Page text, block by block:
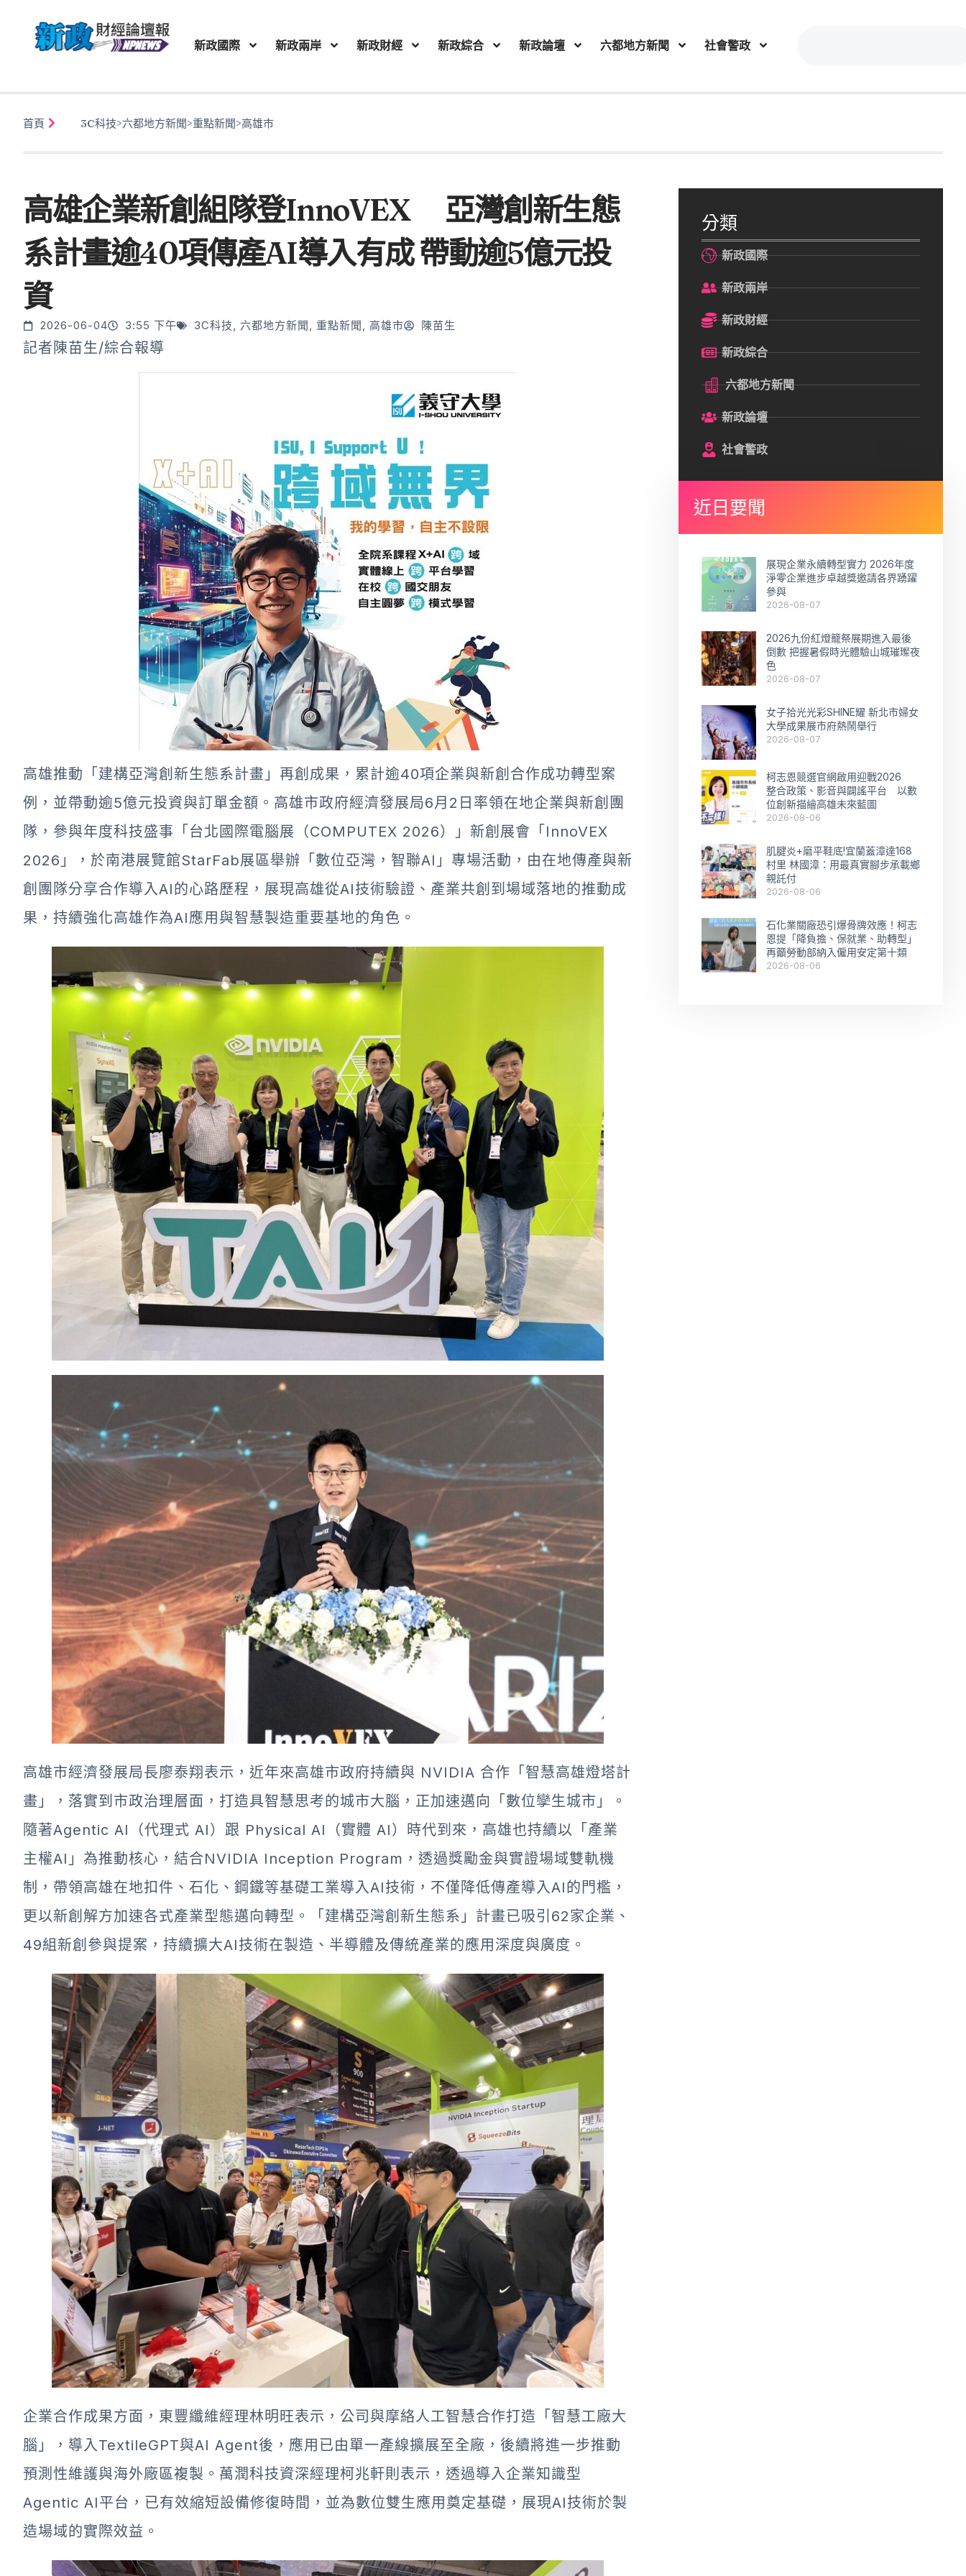
新政國際 新政兩岸 新政財經 新政綜合 新政論壇 六都地方新聞 社會警政
首頁 3C科技>六都地方新聞>重點新聞>高雄市
高雄企業新創組隊登InnoVEX 亞灣創新生態
系計畫逾40項傳產AI導入有成 帶動逾5億元投
資
2026-06-04 3:55 下午 3C科技, 六都地方新聞, 重點新聞, 高雄市 陳苗生
記者陳苗生/綜合報導
高雄推動「建構亞灣創新生態系計畫」再創成果，累計逾40項企業與新創合作成功轉型案
例，並帶動逾5億元投資與訂單金額。高雄市政府經濟發展局6月2日率領在地企業與新創團
隊，參與年度科技盛事「台北國際電腦展（COMPUTEX 2026）」新創展會「InnoVEX
2026」，於南港展覽館StarFab展區舉辦「數位亞灣，智聯AI」專場活動，由在地傳產與新
創團隊分享合作導入AI的心路歷程，展現高雄從AI技術驗證、產業共創到場域落地的推動成
果，持續強化高雄作為AI應用與智慧製造重要基地的角色。
高雄市經濟發展局長廖泰翔表示，近年來高雄市政府持續與 NVIDIA 合作「智慧高雄燈塔計
畫」，落實到市政治理層面，打造具智慧思考的城市大腦，正加速邁向「數位孿生城市」。
隨著Agentic AI（代理式 AI）跟 Physical AI（實體 AI）時代到來，高雄也持續以「產業
主權AI」為推動核心，結合NVIDIA Inception Program，透過獎勵金與實證場域雙軌機
制，帶領高雄在地扣件、石化、鋼鐵等基礎工業導入AI技術，不僅降低傳產導入AI的門檻，
更以新創解方加速各式產業型態邁向轉型。「建構亞灣創新生態系」計畫已吸引62家企業、
49組新創參與提案，持續擴大AI技術在製造、半導體及傳統產業的應用深度與廣度。
企業合作成果方面，東豐纖維經理林明旺表示，公司與摩絡人工智慧合作打造「智慧工廠大
腦」，導入TextileGPT與AI Agent後，應用已由單一產線擴展至全廠，後續將進一步推動
預測性維護與海外廠區複製。萬潤科技資深經理柯兆軒則表示，透過導入企業知識型
Agentic AI平台，已有效縮短設備修復時間，並為數位雙生應用奠定基礎，展現AI技術於製
造場域的實際效益。
分類
新政國際
新政兩岸
新政財經
新政綜合
六都地方新聞
新政論壇
社會警政
近日要聞
展現企業永續轉型實力 2026年度
淨零企業進步卓越獎邀請各界踴躍
參與
2026-08-07
2026九份紅燈籠祭展期進入最後
倒數 把握暑假時光體驗山城璀璨夜
色
2026-08-07
女子拾光光彩SHINE耀 新北市婦女
大學成果展市府熱鬧舉行
2026-08-07
柯志恩競選官網啟用迎戰2026
整合政策、影音與闢謠平台 以數
位創新描繪高雄未來藍圖
2026-08-06
肌腱炎+磨平鞋底!宜蘭蓋漳達168
村里 林國漳：用最真實腳步承載鄉
親託付
2026-08-06
石化業關廠恐引爆骨牌效應！柯志
恩提「降負擔、保就業、助轉型」
再籲勞動部納入僱用安定第十類
2026-08-06